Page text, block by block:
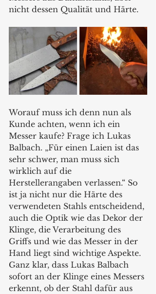
nicht dessen Qualität und Härte.
Worauf muss ich denn nun als
Kunde achten, wenn ich ein
Messer kaufe? Frage ich Lukas
Balbach. „Für einen Laien ist das
sehr schwer, man muss sich
wirklich auf die
Herstellerangaben verlassen.“ So
ist ja nicht nur die Härte des
verwendeten Stahls entscheidend,
auch die Optik wie das Dekor der
Klinge, die Verarbeitung des
Griffs und wie das Messer in der
Hand liegt sind wichtige Aspekte.
Ganz klar, dass Lukas Balbach
sofort an der Klinge eines Messers
erkennt, ob der Stahl dafür aus